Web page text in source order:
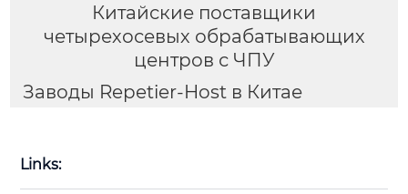
Китайские поставщики
четырехосевых обрабатывающих
центров с ЧПУ
Заводы Repetier-Host в Китае
Links: